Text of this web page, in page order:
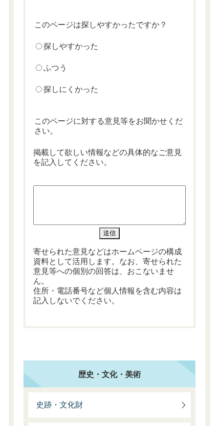
このページは探しやすかったですか？
探しやすかった
ふつう
探しにくかった
このページに対する意見等をお聞かせくだ
さい。
掲載して欲しい情報などの具体的なご意見
を記入してください。
寄せられた意見などはホームページの構成
資料として活用します。なお、寄せられた
意見等への個別の回答は、おこないませ
ん。
住所・電話番号など個人情報を含む内容は
記入しないでください。
歴史・文化・美術
史跡・文化財